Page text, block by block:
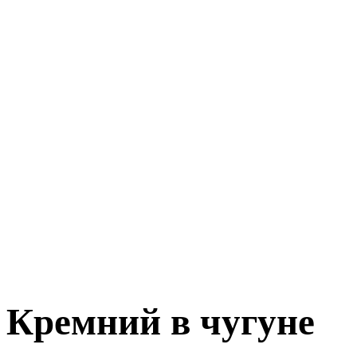
Кремний в чугуне